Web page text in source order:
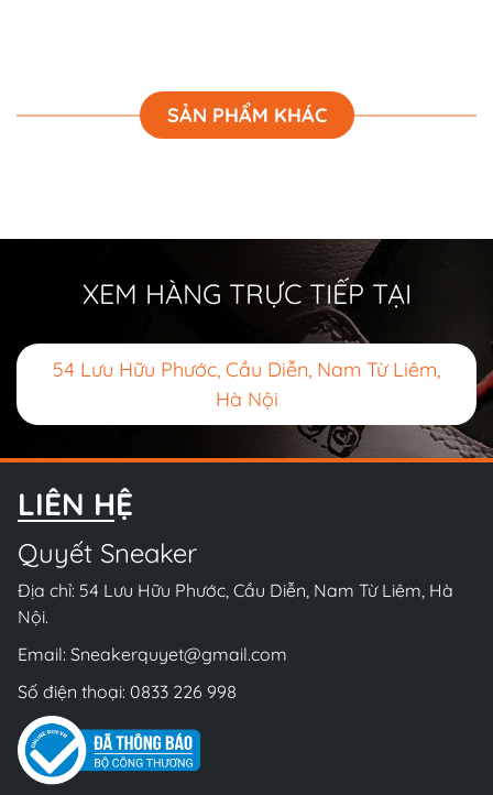
SẢN PHẨM KHÁC
XEM HÀNG TRỰC TIẾP TẠI
54 Lưu Hữu Phước, Cầu Diễn, Nam Từ Liêm,
Hà Nội
LIÊN HỆ
Quyết Sneaker
Địa chỉ: 54 Lưu Hữu Phước, Cầu Diễn, Nam Từ Liêm, Hà
Nội.
Email: Sneakerquyet@gmail.com
Số điện thoại: 0833 226 998